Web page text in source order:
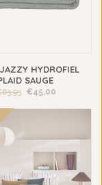
HYDROFIEL
SAUGE
€45,00